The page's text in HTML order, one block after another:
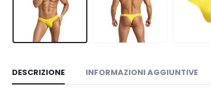
DESCRIZIONE INFORMAZIONI AGGIUNTIVE